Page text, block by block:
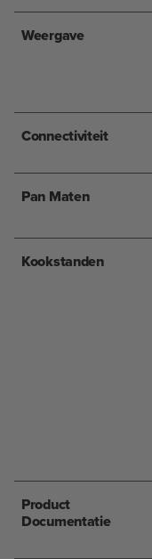
Weergave
Connectiviteit
Pan Maten
Kookstanden
Product
Documentatie